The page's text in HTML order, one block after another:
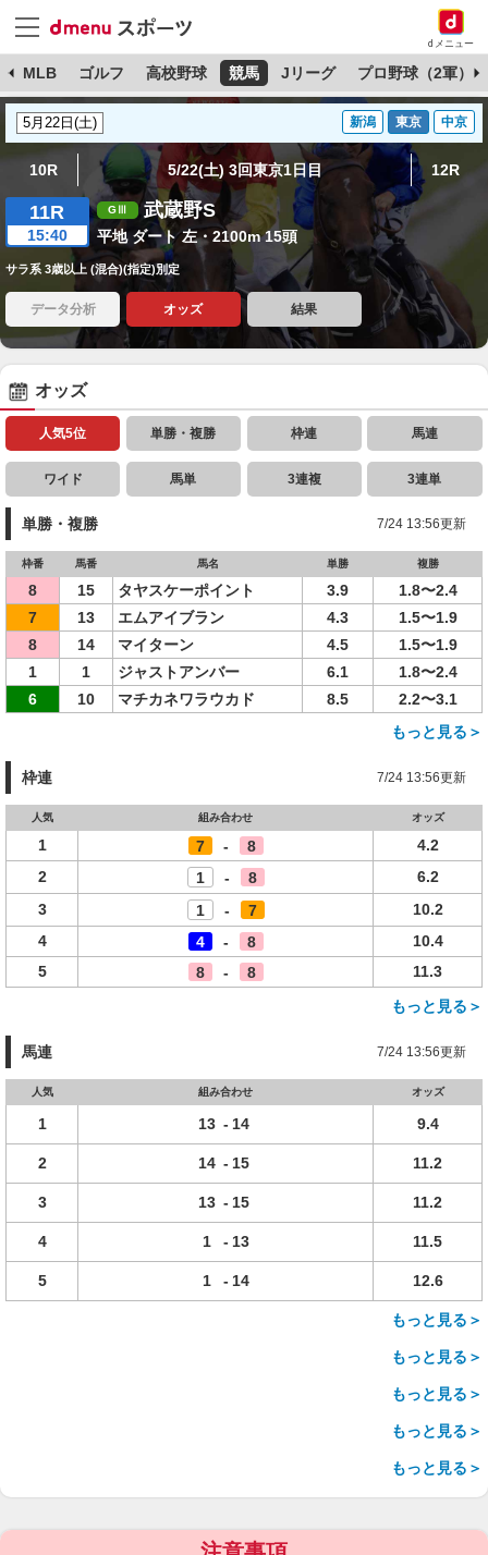
dメニュー
MLB ゴルフ 高校野球 競馬 Jリーグ プロ野球（2軍）
新潟 東京 中京
10R 5/22(土) 3回東京1日目 12R
11R
15:40
武蔵野S
平地 ダート 左・2100m 15頭
サラ系 3歳以上 (混合)(指定)別定
データ分析 オッズ 結果
オッズ
人気5位 単勝・複勝 枠連 馬連
ワイド 馬単 3連複 3連単
単勝・複勝 7/24 13:56更新
枠番 馬番 馬名 単勝 複勝
8 15 タヤスケーポイント 3.9
1.8〜2.4
7
13 エムアイブラン 4.3
1.5〜1.9
8
14 マイターン 4.5
1.5〜1.9
1
1 ジャストアンバー 6.1
1.8〜2.4
6
10 マチカネワラウカド 8.5
2.2〜3.1
もっと見る＞
枠連 7/24 13:56更新
人気 組み合わせ オッズ
1 7 - 8
4.2
2
1 - 8
6.2
3
1 - 7
10.2
4
4 - 8
10.4
5
8 - 8
11.3
もっと見る＞
馬連 7/24 13:56更新
人気 組み合わせ オッズ
1 13 - 14 9.4
2 14 - 15 11.2
3 13 - 15 11.2
4 1 - 13 11.5
5 1 - 14 12.6
もっと見る＞
もっと見る＞
もっと見る＞
もっと見る＞
もっと見る＞